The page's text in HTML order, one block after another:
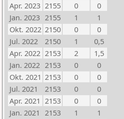
Apr. 2023 2155 0
0
Jan. 2023 2155 1
1
Okt. 2022 2150 0
0
Jul. 2022
2150 1
0,5
Apr. 2022 2153 2
1,5
Jan. 2022 2153 0
0
Okt. 2021 2153 0
0
Jul. 2021
2153 0
0
Apr. 2021 2153 0
0
Jan. 2021 2153 1
1